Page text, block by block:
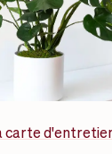
carte